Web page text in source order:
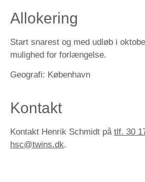
Allokering
Start snarest og med udløb i
mulighed for forlængelse.
Geografi: København
Kontakt
Kontakt Henrik Schmidt på tlf. 30
hsc@twins.dk.